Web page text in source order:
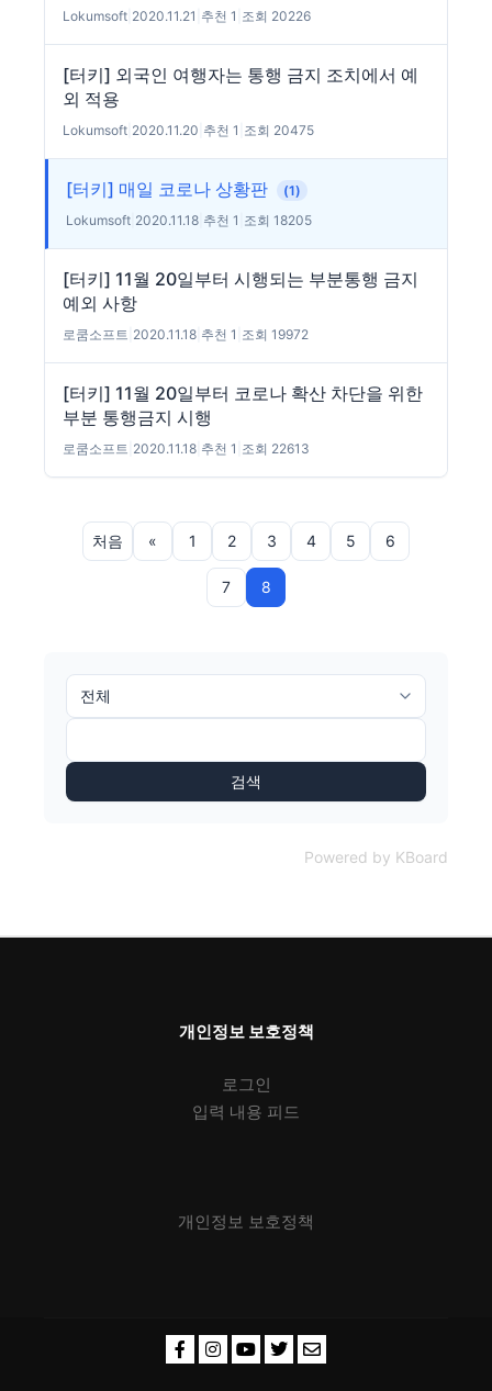
Lokumsoft 2020.11.21 추천 1 조회 20226
[터키] 외국인 여행자는 통행 금지 조치에서 예
외 적용
Lokumsoft 2020.11.20 추천 1 조회 20475
[터키] 매일 코로나 상황판
(1)
Lokumsoft 2020.11.18 추천 1 조회 18205
[터키] 11월 20일부터 시행되는 부분통행 금지
예외 사항
로쿰소프트 2020.11.18 추천 1 조회 19972
[터키] 11월 20일부터 코로나 확산 차단을 위한
부분 통행금지 시행
로쿰소프트 2020.11.18 추천 1 조회 22613
처음 « 1 2 3 4 5 6
7 8
검색
Powered by KBoard
개인정보 보호정책
로그인
입력 내용 피드
개인정보 보호정책